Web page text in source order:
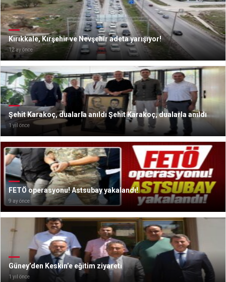
Kırıkkale, Kırşehir ve Nevşehir adeta yarışıyor!
12 ay önce
Şehit Karakoç, dualarla anıldı Şehit Karakoç, dualarla anıldı
1 yıl önce
FETÖ operasyonu! Astsubay yakalandı!
9 ay önce
Güney’den Keskin’e eğitim ziyareti
1 yıl önce